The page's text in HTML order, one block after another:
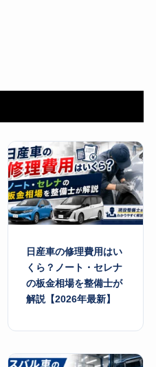
日産車の修理費用はい
くら？ノート・セレナ
の板金相場を整備士が
解説【2026年最新】